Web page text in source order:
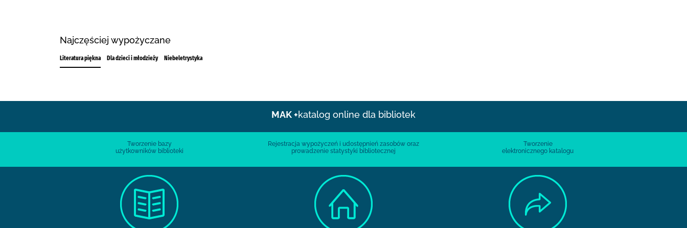
Najczęściej wypożyczane
Literatura piękna Dla dzieci i młodzieży Niebeletrystyka
MAK +katalog online dla bibliotek
Tworzenie bazy
użytkowników biblioteki
Rejestracja wypożyczeń i udostępnień zasobów oraz
prowadzenie statystyki bibliotecznej
Tworzenie
elektronicznego katalogu